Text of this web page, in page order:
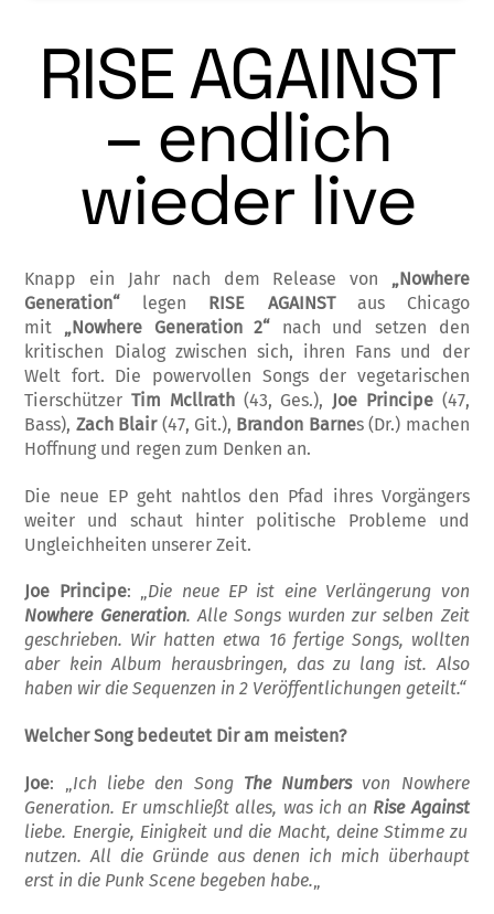
RISE AGAINST
– endlich
wieder live
Knapp ein Jahr nach dem Release von „Nowhere
Generation“ legen RISE AGAINSTaus Chicago
mit „Nowhere Generation 2“ nach und setzen den
kritischen Dialog zwischen sich, ihren Fans und der
Welt fort. Die powervollen Songs der vegetarischen
TierschützerTim Mcllrath(43, Ges.), Joe Principe(47,
Bass), Zach Blair (47, Git.), Brandon Barnes (Dr.) machen
Hoffnung und regen zum Denken an.
Die neue EP geht nahtlos den Pfad ihres Vorgängers
weiter und schaut hinter politische Probleme und
Ungleichheiten unserer Zeit.
Joe Principe: „Die neue EP ist eine Verlängerung von
Nowhere Generation. Alle Songs wurden zur selben Zeit
geschrieben. Wir hatten etwa 16 fertige Songs, wollten
aber kein Album herausbringen, das zu lang ist. Also
haben wir die Sequenzen in 2 Veröffentlichungen geteilt.“
Welcher Song bedeutet Dir am meisten?
Joe: „Ich liebe den Song The Numbersvon Nowhere
Generation. Er umschließt alles, was ich an Rise Against
liebe. Energie, Einigkeit und die Macht, deine Stimme zu
nutzen. All die Gründe aus denen ich mich überhaupt
erst in die Punk Scene begeben habe.„